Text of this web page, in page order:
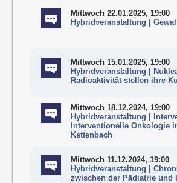
Mittwoch 22.01.2025, 19:00
Hybridveranstaltung |
Mittwoch 15.01.2025, 19:00
Hybridveranstaltung |
Radioaktivität stellen ihre
Mittwoch 18.12.2024, 19:00
Hybridveranstaltung |
Interventionelle Onkologie
Kettenbach
Mittwoch 11.12.2024, 19:00
Hybridveranstaltung |
zwischen der Pädiatrie und